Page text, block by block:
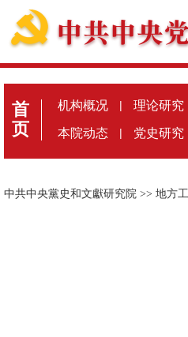
首
页
机构概况 | 理论研究
本院动态 | 党史研究
中共中央黨史和文獻研究院 >> 地方